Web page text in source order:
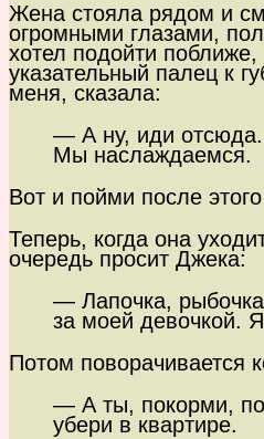
Жена стояла рядом и
огромными глазами,
хотел подойти
указательный палец к
меня, сказала:
— А ну, иди
Мы наслаждаемся.
Вот и пойми после
Теперь, когда она
очередь просит Джека:
— Лапочка,
за моей девочкой.
Потом поворачивается
— А ты, покорми,
убери в квартире.